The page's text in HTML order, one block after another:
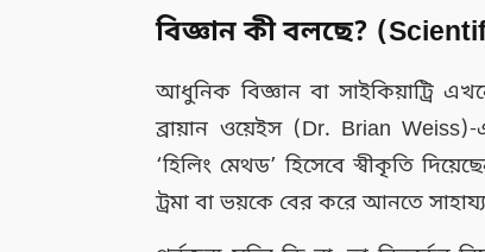
বিজ্ঞান কী বলছে?
আধুনিক বিজ্ঞান বা সাইকিয়াট্রি
ব্রায়ান ওয়েইস (Dr. Brian
‘হিলিং মেথড’ হিসেবে স্বীকৃতি
ট্রমা বা ভয়কে বের করে আনতে